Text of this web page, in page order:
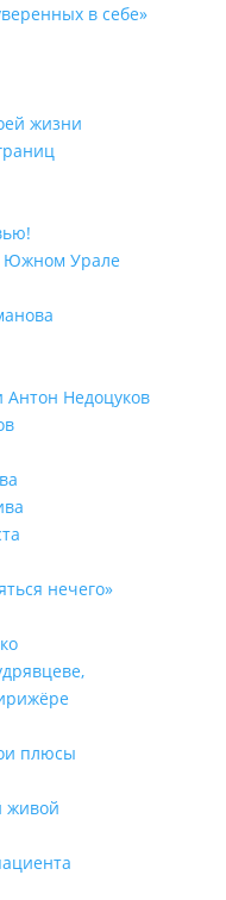
в себе»
жизни
Южном Урале
Недоцуков
нечего»
плюсы
живой